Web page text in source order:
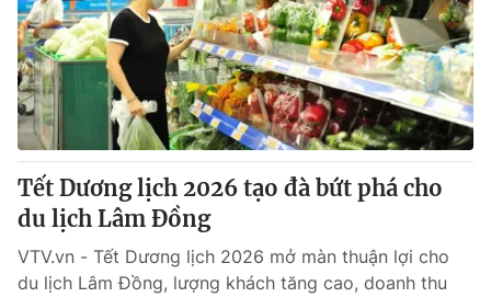
Tết Dương lịch 2026 tạo đà bứt phá cho
du lịch Lâm Đồng
VTV.vn - Tết Dương lịch 2026 mở màn thuận lợi cho
du lịch Lâm Đồng, lượng khách tăng cao, doanh thu